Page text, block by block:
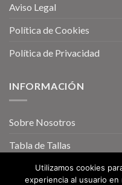
Aviso Legal
Política de Cookies
Política de Privacidad
INFORMACIÓN
Sobre Nosotros
Tabla de Tallas
Utilizamos cookies
experiencia al usuario